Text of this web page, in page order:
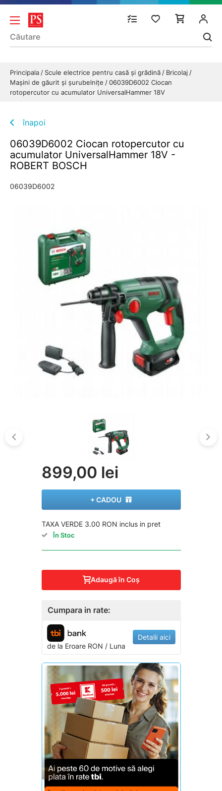
Principala Scule electrice pentru casă și grădină
Bricolaj
Maşini de găurit şi şurubelniţe
06039D6002 Ciocan
rotopercutor cu acumulator UniversalHammer 18V
înapoi
06039D6002 Ciocan rotopercutor cu
acumulator UniversalHammer 18V -
ROBERT BOSCH
06039D6002
899,00 lei
+ CADOU
TAXA VERDE 3.00 RON inclus in pret
În Stoc
Adaugă în Coş
Cumpara in rate:
de la EroareRON / Luna
Detalii aici